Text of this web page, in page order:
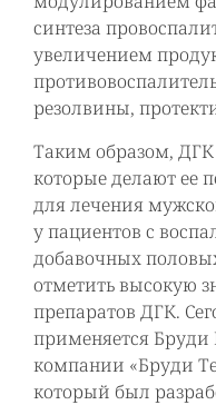
синтеза
увеличением
резолвины,
Таким образом, ДГК
которые делают ее
для лечения
у пациентов с
добавочных
отметить высокую
препаратов ДГК.
применяется
компании «Бруди
который был